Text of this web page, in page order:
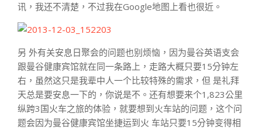
讯，我还不清楚，不过我在Google地图上看也很近。
另 外有关安息日聚会的问题也别烦恼，因为曼谷英语支会
跟曼谷健康宾馆就在同一条路上，走路大概只要15分钟左
右，虽然这只是我辈中人一个比较特殊的需求，但 是礼拜
天总是要安息一下的，你说是不。还有想要来个1,823公里
纵跨3国火车之旅的体验，就要想到火车站的问题，这个问
题会因为曼谷健康宾馆坐捷运到火 车站只要15分钟变得相